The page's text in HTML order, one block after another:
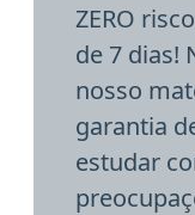
ZERO
de 7 dias!
nosso
garantia
estudar